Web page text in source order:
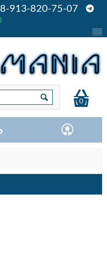
8-913-820-75-07
0